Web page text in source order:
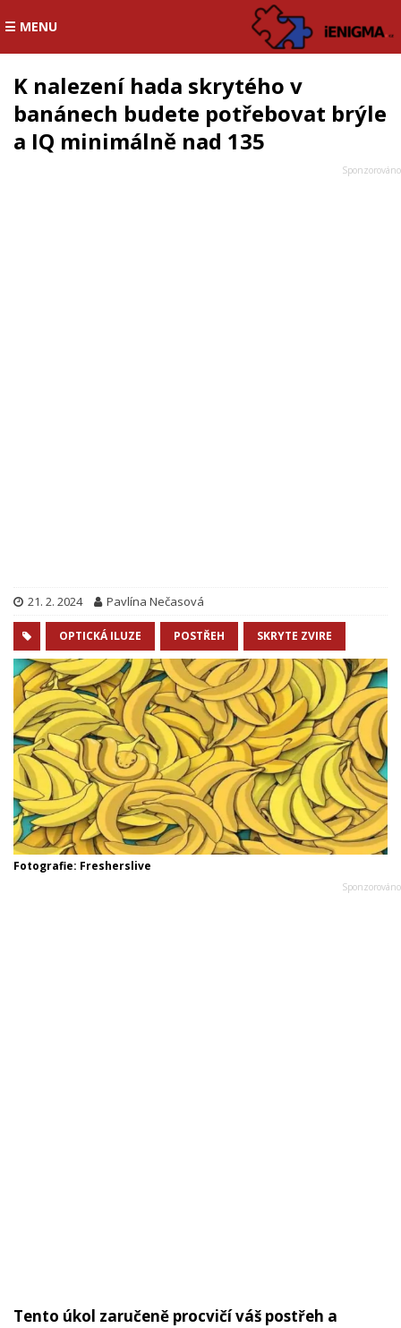
☰ MENU
K nalezení hada skrytého v
banánech budete potřebovat brýle
a IQ minimálně nad 135
21. 2. 2024 Pavlína Nečasová
OPTICKÁ ILUZE POSTŘEH SKRYTE ZVIRE
Fotografie: Fresherslive
Tento úkol zaručeně procvičí váš postřeh a